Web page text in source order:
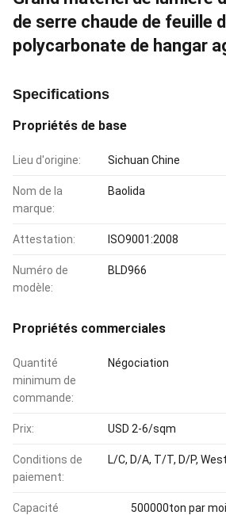
de serre chaude de feuille
polycarbonate de hangar
Specifications
Propriétés de base
Lieu d'origine: Sichuan Chine
Nom de la
marque:
Baolida
Attestation: ISO9001:2008
Numéro de
modèle:
BLD966
Propriétés commerciales
Quantité
minimum de
commande:
Négociation
Prix: USD 2-6/sqm
Conditions de
paiement:
L/C, D/A, T/T, D/P,
Capacité
500000ton par